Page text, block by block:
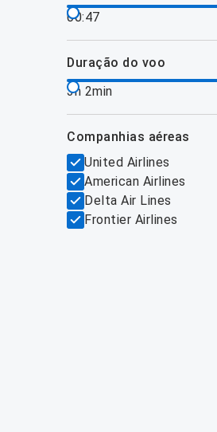
00:47
duração do voo
3h 2min
companhias aéreas
United Airlines
American Airlines
Delta Air Lines
Frontier Airlines